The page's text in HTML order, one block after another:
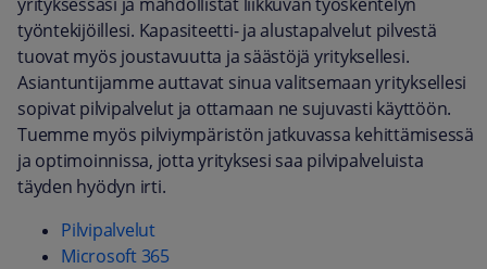
työntekijöillesi. Kapasiteetti- ja alustapalvelut pilvestä
tuovat myös joustavuutta ja säästöjä yrityksellesi.
Asiantuntijamme auttavat sinua valitsemaan yrityksellesi
sopivat pilvipalvelut ja ottamaan ne sujuvasti käyttöön.
Tuemme myös pilviympäristön jatkuvassa kehittämisessä
ja optimoinnissa, jotta yrityksesi saa pilvipalveluista
täyden hyödyn irti.
Pilvipalvelut
Microsoft 365